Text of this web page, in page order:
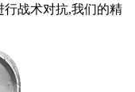
行战术对抗,我们的精